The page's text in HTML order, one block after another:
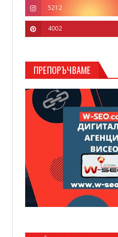
5212
4002
ПРЕПОРЪЧВАМЕ